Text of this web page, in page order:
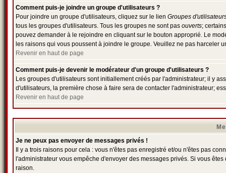
Comment puis-je joindre un groupe d'utilisateurs ?
Pour joindre un groupe d'utilisateurs, cliquez sur le lien Groupes
tous les groupes d'utilisateurs. Tous les groupes ne sont pas ouverts;
pouvez demander à le rejoindre en cliquant sur le bouton approprié. Le
les raisons qui vous poussent à joindre le groupe. Veuillez ne pas harceler
Revenir en haut de page
Comment puis-je devenir le modérateur d'un groupe d'utilisateurs ?
Les groupes d'utilisateurs sont initiallement créés par l'administrateur; il y
d'utilisateurs, la première chose à faire sera de contacter l'administrateur;
Revenir en haut de page
Je ne peux pas envoyer de messages privés !
Il y a trois raisons pour cela : vous n'êtes pas enregistré et/ou n'êtes pas
l'administrateur vous empêche d'envoyer des messages privés. Si vous
raison.